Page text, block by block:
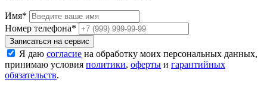
Имя*
Номер телефона*
Записаться на сервис
Я даю согласие на обработку моих персональных данных,
принимаю условия политики, оферты и гарантийных
обязательств.